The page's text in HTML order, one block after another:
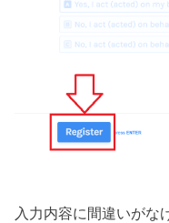
入力内容に間違いがな